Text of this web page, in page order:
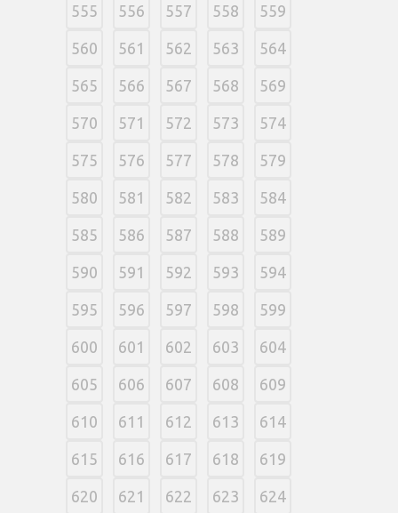
555 556 557 558 559
560 561 562 563 564
565 566 567 568 569
570 571 572 573 574
575 576 577 578 579
580 581 582 583 584
585 586 587 588 589
590 591 592 593 594
595 596 597 598 599
600 601 602 603 604
605 606 607 608 609
610 611 612 613 614
615 616 617 618 619
620 621 622 623 624